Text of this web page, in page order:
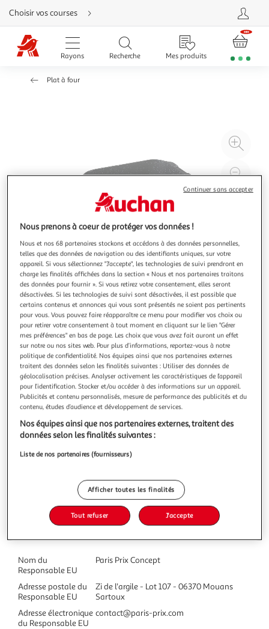
Aller
directement
au
contenu
Aller
directement
Aller
Choisir vos courses
Rayons Recherche Mes produits
Plat à four
à
Illustration
précédente
Illustration
suivante
FIVE
Plat à four rotisserie 40cm noir
Informations Techniques : Dimensions : L. 40,5 x l. 25,5 x H.
10 cm Matière : Aluminium Spécificités : Manche toucher
confort Diffusion rapide de la chaleur Haute résistance aux
rayures Revêtement aspect pierre Compatible tous feux y
compris induction Entretien facile Poids : 1,3 kg Couleur :
Noir
En savoir +
Vous voulez connaître le prix de ce produit ?
Afficher le prix
Caractéristiques
Nom du
Responsable EU
Paris Prix Concept
Adresse postale du
Responsable EU
Zi de l'argile - Lot 107 - 06370 Mouans
Sartoux
Adresse électronique
du Responsable EU
contact@paris-prix.com
Nous prenons à coeur de protéger vos données !
Nous et nos 68 partenaires stockons et accédons à des données personnelles,
telles que des données de navigation ou des identifiants uniques, sur votre
appareil. Si vous sélectionnez "J'accepte", les technologies de suivi prendront en
charge les finalités affichées dans la section « Nous et nos partenaires traitons
des données pour fournir ». Si vous retirez votre consentement, elles seront
désactivées. Si les technologies de suivi sont désactivées, il est possible que
certains contenus et annonces qui vous sont présentés ne soient pas pertinents
pour vous. Vous pouvez faire réapparaître ce menu pour modifier vos choix ou
pour retirer votre consentement à tout moment en cliquant sur le lien "Gérer
mes préférences" en bas de page. Les choix que vous avez fait auront un effet
sur notre ou nos sites web. Pour plus d’informations, reportez-vous à notre
politique de confidentialité. Nos équipes ainsi que nos partenaires externes
traitent des données selon les finalités suivantes : Utiliser des données de
géolocalisation précises. Analyser activement les caractéristiques de l’appareil
pour l’identification. Stocker et/ou accéder à des informations sur un appareil.
Publicités et contenu personnalisés, mesure de performance des publicités et du
contenu, études d’audience et développement de services.
Nos équipes ainsi que nos partenaires externes, traitent des
données selon les finalités suivantes :
Liste de nos partenaires (fournisseurs)
Afficher toutes les finalités
Tout refuser J'accepte
Continuer sans accepter